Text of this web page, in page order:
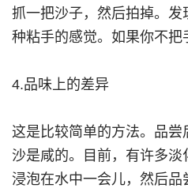
抓一把沙子，然后拍掉。
种粘手的感觉。如果你不把
4.品味上的差异
这是比较简单的方法。品
沙是咸的。目前，有许多
浸泡在水中一会儿，然后品